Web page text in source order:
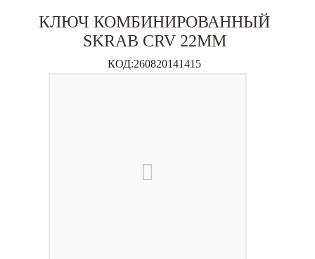
КЛЮЧ КОМБИНИРОВАННЫЙ
SKRAB CRV 22ММ
КОД:260820141415